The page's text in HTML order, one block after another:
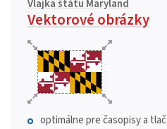
Vlajka štátu Maryland
Vektorové obrázky
optimálne pre časopisy a tlač